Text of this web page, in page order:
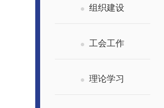
组织建设
工会工作
理论学习